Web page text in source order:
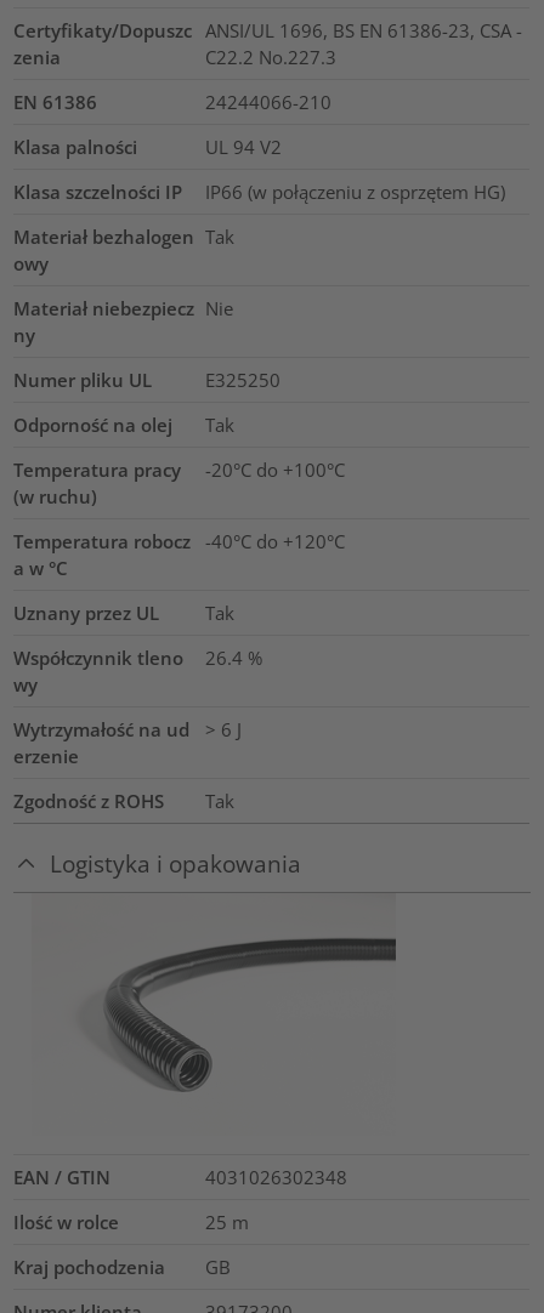
Certyfikaty/Dopuszc
zenia
ANSI/UL 1696, BS EN 61386-23, CSA -
C22.2 No.227.3
EN 61386
24244066-210
Klasa palności
UL 94 V2
Klasa szczelności IP
IP66 (w połączeniu z osprzętem HG)
Materiał bezhalogen
owy
Tak
Materiał niebezpiecz
ny
Nie
Numer pliku UL
E325250
Odporność na olej
Tak
Temperatura pracy
(w ruchu)
-20°C do +100°C
Temperatura robocz
a w °C
-40°C do +120°C
Uznany przez UL
Tak
Współczynnik tleno
wy
26.4 %
Wytrzymałość na ud
erzenie
> 6 J
Zgodność z ROHS Tak
Logistyka i opakowania
EAN / GTIN
4031026302348
Ilość w rolce
25 m
Kraj pochodzenia
GB